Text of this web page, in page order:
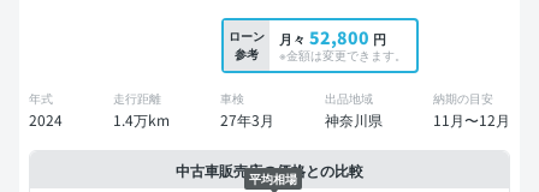
ローン
参考
月々 52,800 円
※金額は変更できます。
年式
2024
走行距離
1.4万km
車検
27年3月
出品地域
神奈川県
納期の目安
11月〜12月
中古車販売店の価格との比較
平均相場